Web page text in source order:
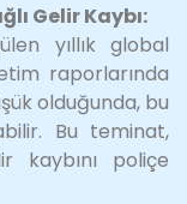
Gelir Kaybı:
yıllık global
raporlarında
olduğunda, bu
Bu teminat,
kaybını poliçe